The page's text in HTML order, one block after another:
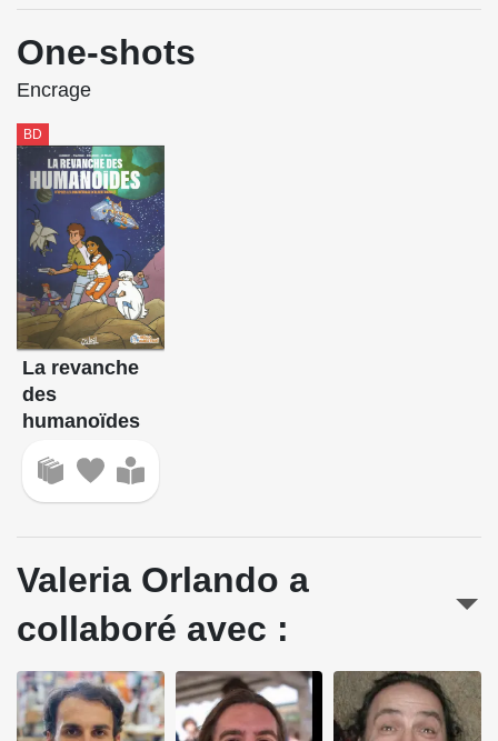
One-shots
Encrage
BD
La revanche
des
humanoïdes
Valeria Orlando a
collaboré avec :